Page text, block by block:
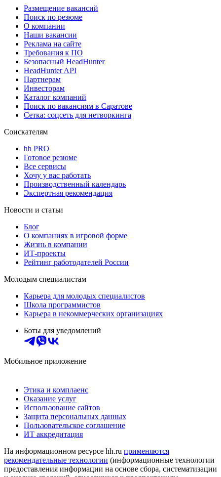
Размещение вакансий
Поиск по резюме
О компании
Наши вакансии
Реклама на сайте
Требования к ПО
Безопасный HeadHunter
HeadHunter API
Партнерам
Инвесторам
Каталог компаний
Поиск по вакансиям в Саратове
Сетка: соцсеть для нетворкинга
Соискателям
hh PRO
Готовое резюме
Все сервисы
Хочу у вас работать
Производственный календарь
Экспертная рекомендация
Новости и статьи
Блог
О компаниях в игровой форме
Жизнь в компании
ИТ-проекты
Рейтинг работодателей России
Молодым специалистам
Карьера для молодых специалистов
Школа программистов
Карьера в некоммерческих организациях
Боты для уведомлений
Мобильное приложение
Этика и комплаенс
Оказание услуг
Использование сайтов
Защита персональных данных
Пользовательское соглашение
ИТ аккредитация
На информационном ресурсе hh.ru применяются
рекомендательные технологии (информационные технологии
предоставления информации на основе сбора, систематизации